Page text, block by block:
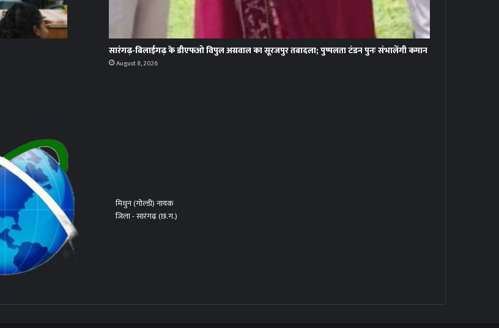
सारंगढ़-बिलाईगढ़ के डीएफओ विपुल अग्रवाल का सूरजपुर तबादला; पुष्पलता टंडन पुनः संभालेंगी कमान
August 8, 2026
मिथुन (गोल्डी) नायक
जिला - सारंगढ़ (छ.ग.)